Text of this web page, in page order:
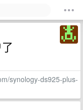
synology-ds925-plus-